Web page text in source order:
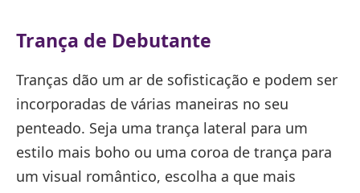
Trança de Debutante
Tranças dão um ar de sofisticação e podem ser
incorporadas de várias maneiras no seu
penteado. Seja uma trança lateral para um
estilo mais boho ou uma coroa de trança para
um visual romântico, escolha a que mais